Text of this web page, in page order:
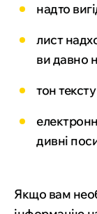
надто
лист
ви давно
тон
дивні
Якщо вам